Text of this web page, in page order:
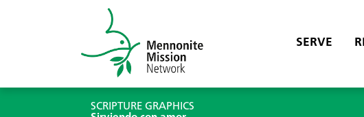
SERVE
SCRIPTURE GRAPHICS